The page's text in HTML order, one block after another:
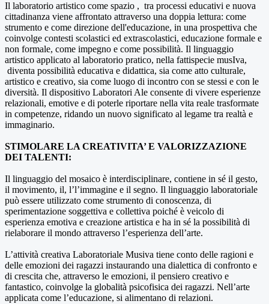
Il laboratorio artistico come spazio , tra processi educativi e nuova
cittadinanza viene affrontato attraverso una doppia lettura: come
strumento e come direzione dell'educazione, in una prospettiva che
coinvolge contesti scolastici ed extrascolastici, educazione formale e
non formale, come impegno e come possibilità. Il linguaggio
artistico applicato al laboratorio pratico, nella fattispecie musIva,
diventa possibilità educativa e didattica, sia come atto culturale,
artistico e creativo, sia come luogo di incontro con se stessi e con le
diversità. Il dispositivo Laboratori Ale consente di vivere esperienze
relazionali, emotive e di poterle riportare nella vita reale trasformate
in competenze, ridando un nuovo significato al legame tra realtà e
immaginario.
STIMOLARE LA CREATIVITA’ E VALORIZZAZIONE
DEI TALENTI:
Il linguaggio del mosaico è interdisciplinare, contiene in sé il gesto,
il movimento, il, l’l’immagine e il segno. Il linguaggio laboratoriale
può essere utilizzato come strumento di conoscenza, di
sperimentazione soggettiva e collettiva poiché è veicolo di
esperienza emotiva e creazione artistica e ha in sé la possibilità di
rielaborare il mondo attraverso l’esperienza dell’arte.
L’attività creativa Laboratoriale Musiva tiene conto delle ragioni e
delle emozioni dei ragazzi instaurando una dialettica di confronto e
di crescita che, attraverso le emozioni, il pensiero creativo e
fantastico, coinvolge la globalità psicofisica dei ragazzi. Nell’arte
applicata come l’educazione, si alimentano di relazioni.